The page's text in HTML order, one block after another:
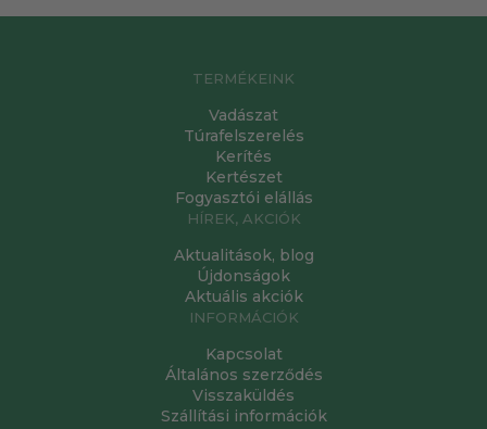
TERMÉKEINK
Vadászat
Túrafelszerelés
Kerítés
Kertészet
Fogyasztói elállás
HÍREK, AKCIÓK
Aktualitások, blog
Újdonságok
Aktuális akciók
INFORMÁCIÓK
Kapcsolat
Általános szerződés
Visszaküldés
Szállítási információk